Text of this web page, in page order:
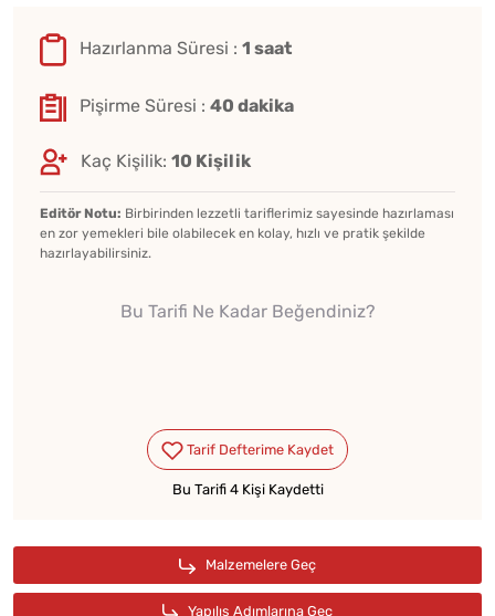
Hazırlanma Süresi : 1 saat
Pişirme Süresi : 40 dakika
Kaç Kişilik: 10 Kişilik
Editör Notu: Birbirinden lezzetli tariflerimiz sayesinde hazırlaması
en zor yemekleri bile olabilecek en kolay, hızlı ve pratik şekilde
hazırlayabilirsiniz.
Bu Tarifi Ne Kadar Beğendiniz?
Bu Tarifi 4 Kişi Kaydetti